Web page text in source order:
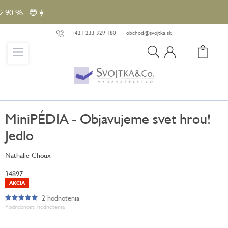
na
obsah
%...😎☀️
+421 233 329 180 obchod@svojtka.sk
MiniPÉDIA - Objavujeme svet hrou!
Jedlo
Nathalie Choux
34897
Podrobnosti hodnotenia
AKCIA
Priemerné
hodnotenie
2 hodnotenia